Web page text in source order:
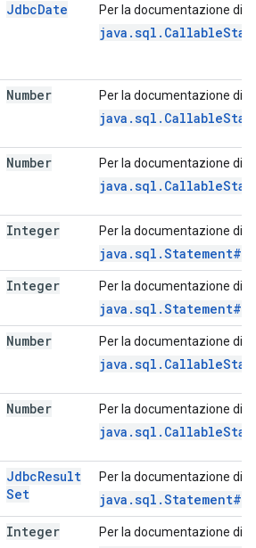
JdbcDate Per la documentazione di
Number Per la documentazione di
Number Per la documentazione di
Integer Per la documentazione di
Integer Per la documentazione di
Number Per la documentazione di
Number Per la documentazione di
JdbcResult
Set
Per la documentazione di
Integer Per la documentazione di